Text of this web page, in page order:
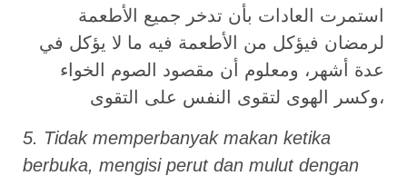
استمرت العادات بأن تدخر جميع الأطعمة
لرمضان فيؤكل من الأطعمة فيه ما لا يؤكل في
عدة أشهر، ومعلوم أن مقصود الصوم الخواء
وكسر الهوى لتقوى النفس على التقوى،
5. Tidak memperbanyak makan ketika
berbuka, mengisi perut dan mulut dengan